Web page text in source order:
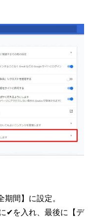
間】に設定。
✔を入れ、最後に【デ